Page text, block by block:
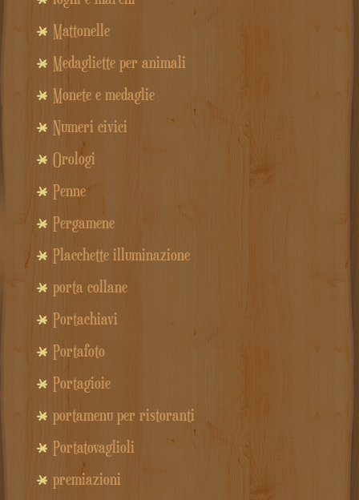
Mattonelle
Medagliette per animali
Monete e medaglie
Numeri civici
Orologi
Penne
Pergamene
Placchette illuminazione
porta collane
Portachiavi
Portafoto
Portagioie
portamenu per ristoranti
Portatovaglioli
premiazioni